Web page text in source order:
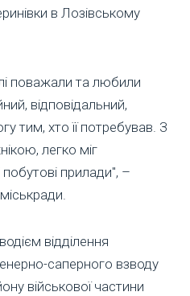
в Лозівському
поважали та любили
відповідальний,
тим, хто її потребував. З
легко міг
прилади", –
відділення
саперного взводу
військової частини